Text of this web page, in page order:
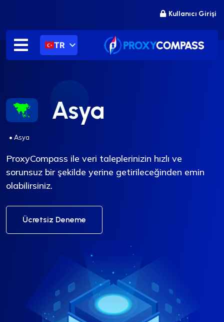
Kullanıcı Girişi
TR
Asya
• Asya
ProxyCompass ile veri taleplerinizin hızlı ve
sorunsuz bir şekilde yerine getirileceğinden emin
olabilirsiniz.
Ücretsiz Deneme